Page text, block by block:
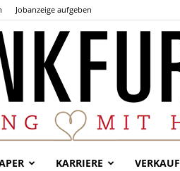
Jobanzeige aufgeben
KARRIERE VERKAUF